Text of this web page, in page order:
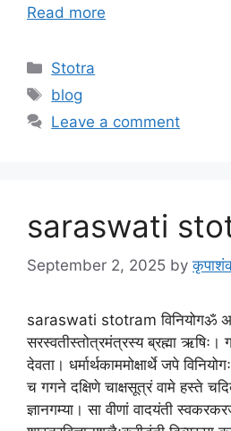
Read more
Stotra
blog
Leave a comment
saraswati
September 2, 2025 by
saraswati stotram विनियोगॐ
सरस्वतीस्तोत्रमंत्रस्य ब्रह्मा ऋषिः।
देवता। धर्मार्थकाममोक्षार्थे जपे
च गगने दक्षिणे चाक्षसूत्रं वामे हस्ते
ज्ञानगम्या। सा वीणां वादयंती